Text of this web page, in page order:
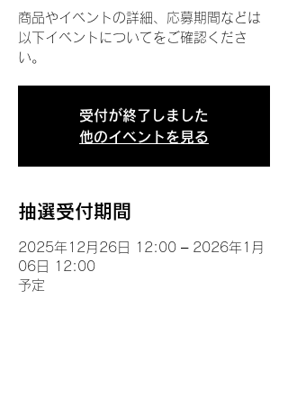
商品やイベントの詳細、応募期間などは
以下イベントについてをご確認くださ
い。
受付が終了しました
他のイベントを見る
抽選受付期間
2025年12月26日 12:00 – 2026年1月
06日 12:00
予定